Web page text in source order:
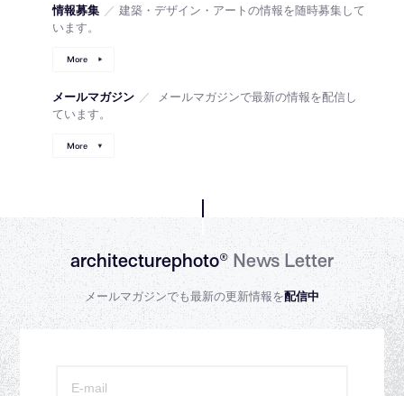
情報募集 ／ 建築・デザイン・アートの情報を随時募集して
います。
More
メールマガジン ／
メールマガジンで最新の情報を配信し
ています。
More
architecturephoto®News Letter
メールマガジンでも最新の更新情報を配信中